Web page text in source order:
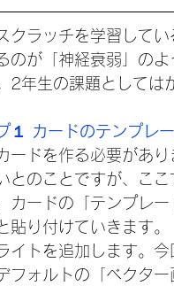
クラッチを学習して
のが「神経衰弱」の
2年生の課題としては
１ カードのテンプレ
ードを作る必要があ
とのことですが、こ
カードの「テンプレ
貼り付けていきます。
イトを追加します。今
フォルトの「ベクタ